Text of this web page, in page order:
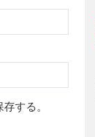
する。